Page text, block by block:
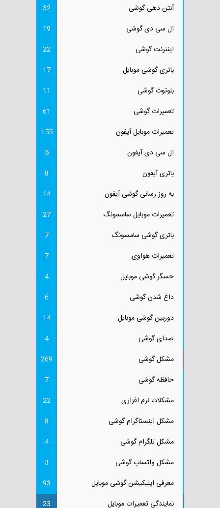
آنتن دهی گوشی
32
ال سی دی گوشی
19
اینترنت گوشی
22
باتری گوشی موبایل
17
بلوتوث گوشی
11
تعمیرات گوشی
61
تعمیرات موبایل آیفون
155
ال سی دی آیفون
5
باتری آیفون
8
به روز رسانی گوشی آیفون
14
تعمیرات موبایل سامسونگ
27
باتری گوشی سامسونگ
7
تعمیرات هواوی
7
حسگر گوشی موبایل
4
داغ شدن گوشی
6
دوربین گوشی موبایل
14
صدای گوشی
4
مشکل گوشی
269
حافظه گوشی
7
مشکلات نرم افزاری
22
مشکل اینستاگرام گوشی
8
مشکل تلگرام گوشی
4
مشکل واتساپ گوشی
3
معرفی اپلیکیشن گوشی موبایل
93
نمایندگی تعمیرات موبایل
23